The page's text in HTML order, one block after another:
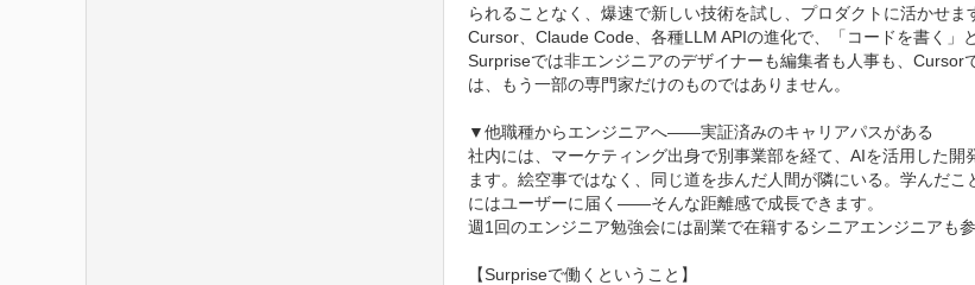
られることなく、爆速で新しい技術を試し、プロダクトに活かせま
Cursor、Claude Code、各種LLM APIの進化で、「コードを書く」
Surpriseでは非エンジニアのデザイナーも編集者も人事も、
は、もう一部の専門家だけのものではありません。
▼他職種からエンジニアへ——実証済みのキャリアパスがある
社内には、マーケティング出身で別事業部を経て、AIを活用した
ます。絵空事ではなく、同じ道を歩んだ人間が隣にいる。学んだ
にはユーザーに届く——そんな距離感で成長できます。
週1回のエンジニア勉強会には副業で在籍するシニアエンジニアも
【Surpriseで働くということ】